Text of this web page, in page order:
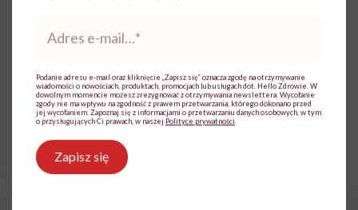
kości, a także zanikanie mięśni. „W ciągu jednego
miesiąca w kosmosie astronauta może stracić do 1,5
proc. masy kostnej – mniej więcej tyle, ile traci w ciągu
roku kobieta pomenopauzie
informuje CNN. Tak znaczna utrata może zwiększać
mail*
Podanie adresu e-mail oraz kliknięcie „Zapisz się” oznacza zgodę na otrzymywanie
wiadomości o nowościach, produktach, promocjach lub usługach dot. Hello Zdrowie. W
dowolnym momencie możesz zrezygnować z otrzymywania newslettera. Wycofanie
zgody nie ma wpływu na zgodność z prawem przetwarzania, którego dokonano przed
jej wycofaniem. Zapoznaj się z informacjami o przetwarzaniu danych osobowych, w tym
o przysługujących Ci prawach, w naszej Polityce prywatności
Zapisz się